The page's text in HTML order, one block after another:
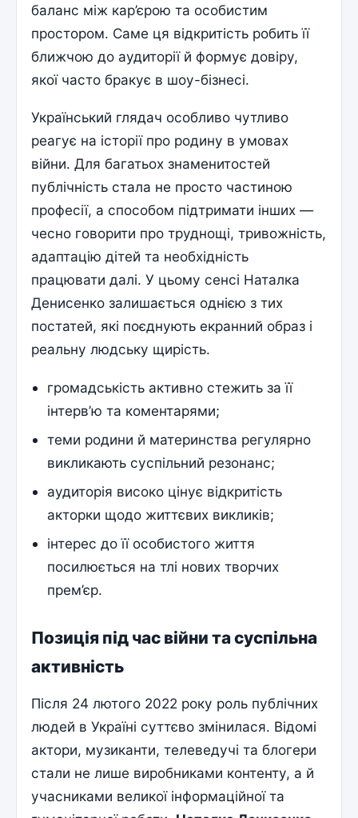
баланс між кар’єрою та особистим
простором. Саме ця відкритість робить її
ближчою до аудиторії й формує довіру,
якої часто бракує в шоу-бізнесі.
Український глядач особливо чутливо
реагує на історії про родину в умовах
війни. Для багатьох знаменитостей
публічність стала не просто частиною
професії, а способом підтримати інших —
чесно говорити про труднощі, тривожність,
адаптацію дітей та необхідність
працювати далі. У цьому сенсі Наталка
Денисенко залишається однією з тих
постатей, які поєднують екранний образ і
реальну людську щирість.
громадськість активно стежить за її
інтерв’ю та коментарями;
теми родини й материнства регулярно
викликають суспільний резонанс;
аудиторія високо цінує відкритість
акторки щодо життєвих викликів;
інтерес до її особистого життя
посилюється на тлі нових творчих
прем’єр.
Позиція під час війни та суспільна
активність
Після 24 лютого 2022 року роль публічних
людей в Україні суттєво змінилася. Відомі
актори, музиканти, телеведучі та блогери
стали не лише виробниками контенту, а й
учасниками великої інформаційної та